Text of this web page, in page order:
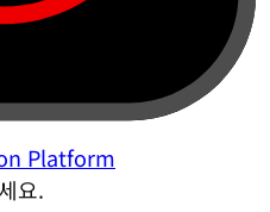
Platform
요.